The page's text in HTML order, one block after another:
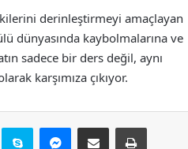
derinleştirmeyi amaçlayan
dünyasında kaybolmalarına ve
sadece bir ders değil, aynı
karşımıza çıkıyor.
Skype Messenger
E-Posta ile paylaş Yazdır